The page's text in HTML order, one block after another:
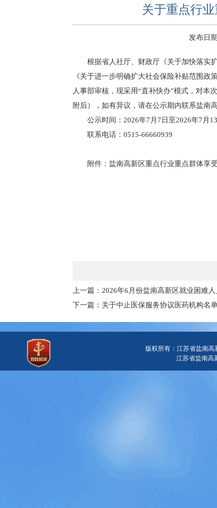
关于重点行
发布日
根据省人社厅、财政厅《关于加快落实
《关于进一步明确扩大社会保险补贴范围
人事部审核，现采用“直补快办”模式，对本
附后），如有异议，请在公示期内联系盐南
公示时间：2026年7月7日至2026年7月
联系电话：0515-66660939
附件： 盐南高新区重点行业重点群体享
上一篇：2026年6月份盐南高新区就业困难
下一篇：关于中止医保服务协议医药机构名
版权所有：江苏省盐南
江苏省盐南